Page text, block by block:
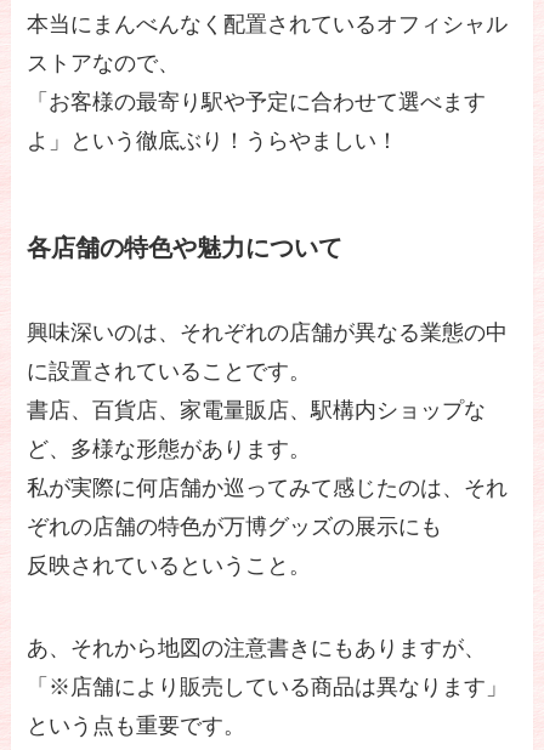
本当にまんべんなく配置されているオフィシャル
ストアなので、
「お客様の最寄り駅や予定に合わせて選べます
よ」という徹底ぶり！うらやましい！
各店舗の特色や魅力について
興味深いのは、それぞれの店舗が異なる業態の中
に設置されていることです。
書店、百貨店、家電量販店、駅構内ショップな
ど、多様な形態があります。
私が実際に何店舗か巡ってみて感じたのは、それ
ぞれの店舗の特色が万博グッズの展示にも
反映されているということ。
あ、それから地図の注意書きにもありますが、
「※店舗により販売している商品は異なります」
という点も重要です。